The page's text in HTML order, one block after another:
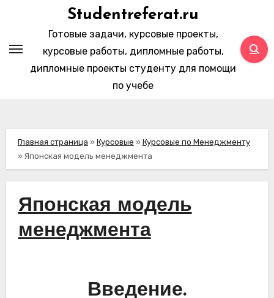
содержимому
Studentreferat.ru
Готовые задачи, курсовые проекты,
курсовые работы, дипломные работы,
дипломные проекты студенту для помощи
по учебе
Главная страница » Курсовые » Курсовые по Менеджменту
» Японская модель менеджмента
Японская модель
менеджмента
Введение.